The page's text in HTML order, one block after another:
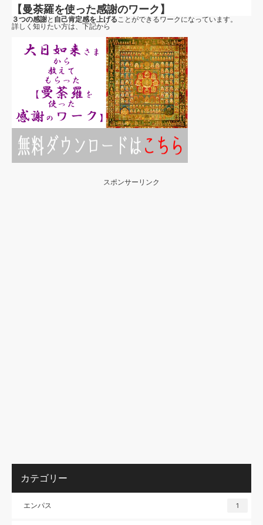
【曼荼羅を使った感謝のワーク】
３つの感謝と 自己肯定感を上げることができるワークになっています。
詳しく知りたい方は、下記から
スポンサーリンク
カテゴリー
エンパス 1